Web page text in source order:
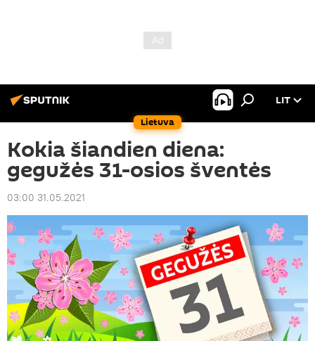
Lietuva
LIT
Kokia šiandien diena:
gegužės 31-osios šventės
03:00 31.05.2021